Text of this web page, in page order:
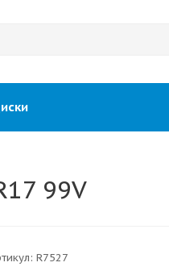
99V
R7527